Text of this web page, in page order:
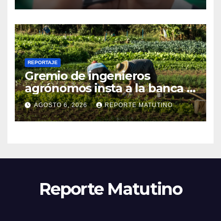
REPORTAJE
Gremio de ingenieros
agrónomos insta a la banca a
financiar la agricultura
familiar
AGOSTO 6, 2026 REPORTE MATUTINO
Reporte Matutino